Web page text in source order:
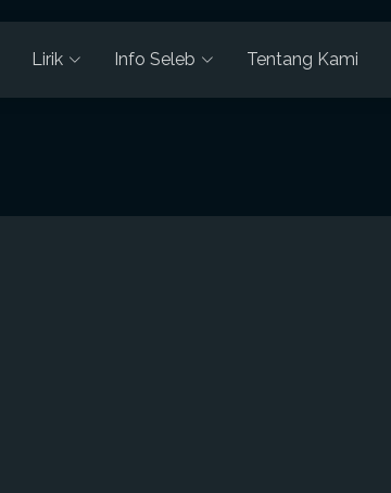
Lirik Info Seleb Tentang Kami